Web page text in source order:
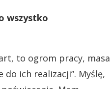
wszystko
to ogrom pracy, masa
ich realizacji”. Myślę,